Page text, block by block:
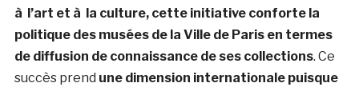
à l’art et à la culture, cette initiative conforte la
politique des musées de la Ville de Paris en termes
de diffusion de connaissance de ses collections. Ce
succès prend une dimension internationale puisque